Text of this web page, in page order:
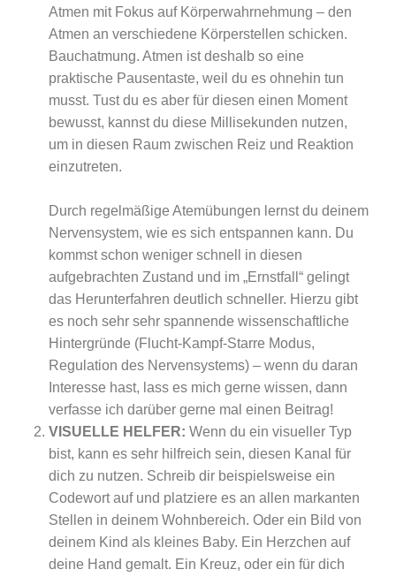
Atmen mit Fokus auf Körperwahrnehmung – den
Atmen an verschiedene Körperstellen schicken.
Bauchatmung. Atmen ist deshalb so eine
praktische Pausentaste, weil du es ohnehin tun
musst. Tust du es aber für diesen einen Moment
bewusst, kannst du diese Millisekunden nutzen,
um in diesen Raum zwischen Reiz und Reaktion
einzutreten.
Durch regelmäßige Atemübungen lernst du deinem
Nervensystem, wie es sich entspannen kann. Du
kommst schon weniger schnell in diesen
aufgebrachten Zustand und im „Ernstfall“ gelingt
das Herunterfahren deutlich schneller. Hierzu gibt
es noch sehr sehr spannende wissenschaftliche
Hintergründe (Flucht-Kampf-Starre Modus,
Regulation des Nervensystems) – wenn du daran
Interesse hast, lass es mich gerne wissen, dann
verfasse ich darüber gerne mal einen Beitrag!
VISUELLE HELFER: Wenn du ein visueller Typ
bist, kann es sehr hilfreich sein, diesen Kanal für
dich zu nutzen. Schreib dir beispielsweise ein
Codewort auf und platziere es an allen markanten
Stellen in deinem Wohnbereich. Oder ein Bild von
deinem Kind als kleines Baby. Ein Herzchen auf
deine Hand gemalt. Ein Kreuz, oder ein für dich